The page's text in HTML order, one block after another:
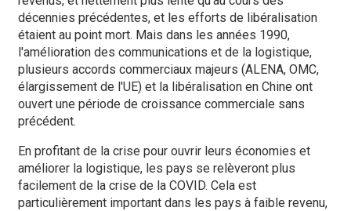
décennies précédentes, et les efforts de libéralisation
étaient au point mort. Mais dans les années 1990,
l'amélioration des communications et de la logistique,
plusieurs accords commerciaux majeurs (ALENA, OMC,
élargissement de l'UE) et la libéralisation en Chine ont
ouvert une période de croissance commerciale sans
précédent.
En profitant de la crise pour ouvrir leurs économies et
améliorer la logistique, les pays se relèveront plus
facilement de la crise de la COVID. Cela est
particulièrement important dans les pays à faible revenu,